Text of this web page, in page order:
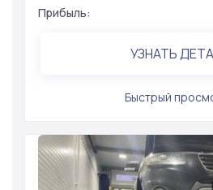
Прибыль:
УЗНАТЬ
Быстрый